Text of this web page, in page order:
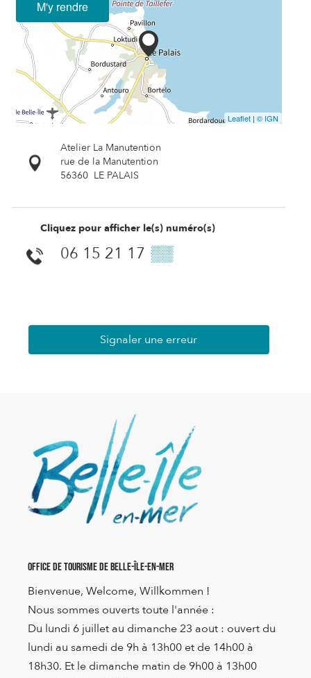
M'y rendre
Leaflet | © IGN
Atelier La Manutention
rue de la Manutention
56360 LE PALAIS
Cliquez pour afficher le(s) numéro(s)
06 15 21 17 ▒▒
Signaler une erreur
Office de Tourisme de Belle-Île-en-Mer
Bienvenue, Welcome, Willkommen !
Nous sommes ouverts toute l'année :
Du lundi 6 juillet au dimanche 23 aout : ouvert du
lundi au samedi de 9h à 13h00 et de 14h00 à
18h30. Et le dimanche matin de 9h00 à 13h00